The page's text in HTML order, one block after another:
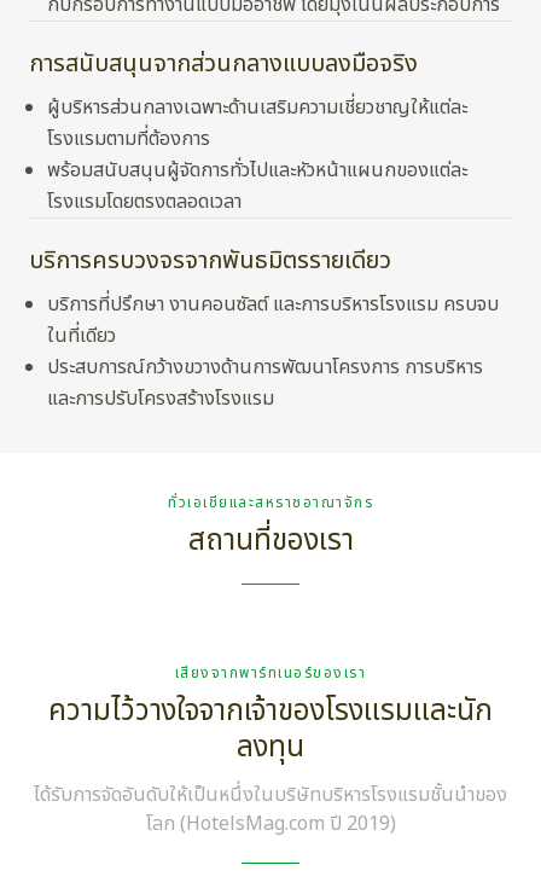
การสนับสนุนจากส่วนกลางแบบลงมือจริง
ผู้บริหารส่วนกลางเฉพาะด้านเสริมความเชี่ยวชาญให้แต่ละ
โรงแรมตามที่ต้องการ
พร้อมสนับสนุนผู้จัดการทั่วไปและหัวหน้าแผนกของแต่ละ
โรงแรมโดยตรงตลอดเวลา
บริการครบวงจรจากพันธมิตรรายเดียว
บริการที่ปรึกษา งานคอนซัลต์ และการบริหารโรงแรม ครบจบ
ในที่เดียว
ประสบการณ์กว้างขวางด้านการพัฒนาโครงการ การบริหาร
และการปรับโครงสร้างโรงแรม
ทั่วเอเชียและสหราชอาณาจักร
สถานที่ของเรา
เสียงจากพาร์ทเนอร์ของเรา
ความไว้วางใจจากเจ้าของโรงแรมและนัก
ลงทุน
ได้รับการจัดอันดับให้เป็นหนึ่งในบริษัทบริหารโรงแรมชั้นนำของ
โลก (HotelsMag.com ปี 2019)